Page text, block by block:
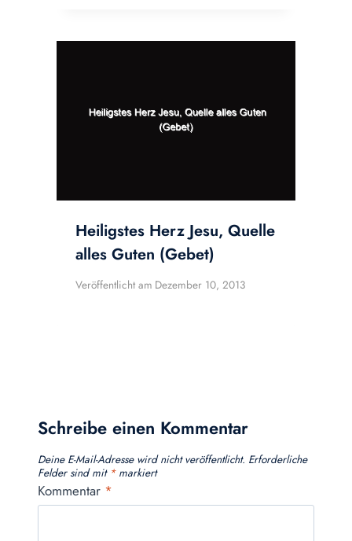
Heiligstes Herz Jesu, Quelle
alles Guten (Gebet)
Veröffentlicht am Dezember 10, 2013
Schreibe einen Kommentar
Deine E-Mail-Adresse wird nicht veröffentlicht. Erforderliche
Felder sind mit *markiert
Kommentar *